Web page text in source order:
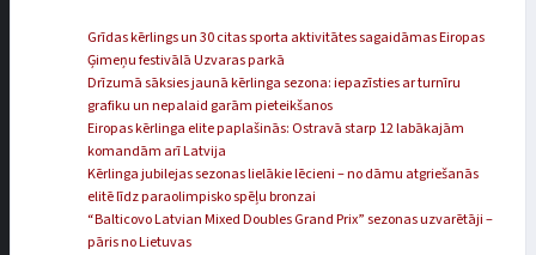
Grīdas kērlings un 30 citas sporta aktivitātes sagaidāmas Eiropas
Ģimeņu festivālā Uzvaras parkā
Drīzumā sāksies jaunā kērlinga sezona: iepazīsties ar turnīru
grafiku un nepalaid garām pieteikšanos
Eiropas kērlinga elite paplašinās: Ostravā starp 12 labākajām
komandām arī Latvija
Kērlinga jubilejas sezonas lielākie lēcieni – no dāmu atgriešanās
elitē līdz paraolimpisko spēļu bronzai
“Balticovo Latvian Mixed Doubles Grand Prix” sezonas uzvarētāji –
pāris no Lietuvas